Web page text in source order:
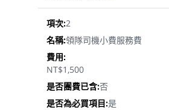
2
領隊司機小費服務費
NT$1,500
否
是